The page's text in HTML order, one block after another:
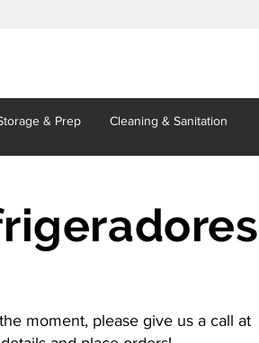
& Prep Cleaning & Sanitation
moment, please give us a call at